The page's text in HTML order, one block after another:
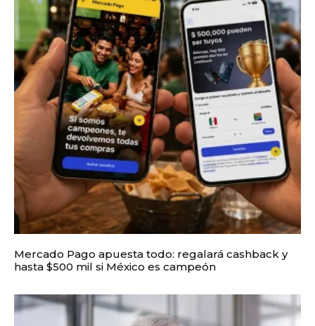
Mercado Pago apuesta todo: regalará cashback y
hasta $500 mil si México es campeón